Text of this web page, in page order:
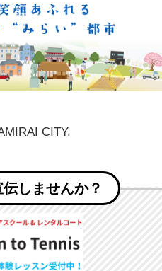
CITY.
しませんか？